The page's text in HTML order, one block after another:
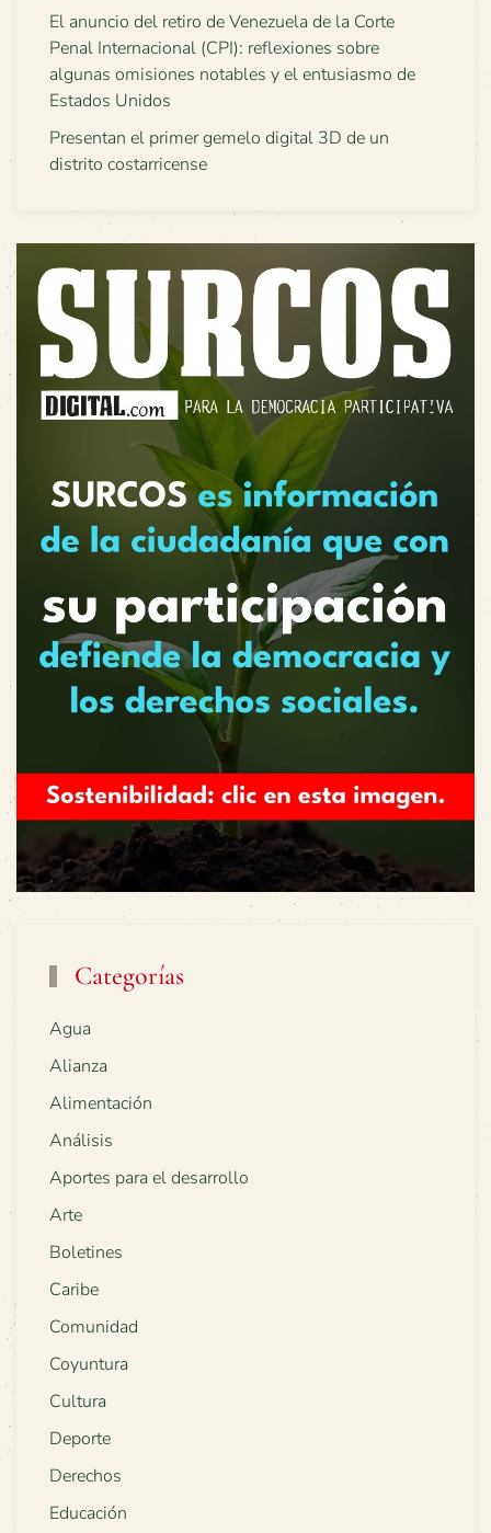
El anuncio del retiro de Venezuela de la Corte
Penal Internacional (CPI): reflexiones sobre
algunas omisiones notables y el entusiasmo de
Estados Unidos
Presentan el primer gemelo digital 3D de un
distrito costarricense
Categorías
Agua
Alianza
Alimentación
Análisis
Aportes para el desarrollo
Arte
Boletines
Caribe
Comunidad
Coyuntura
Cultura
Deporte
Derechos
Educación